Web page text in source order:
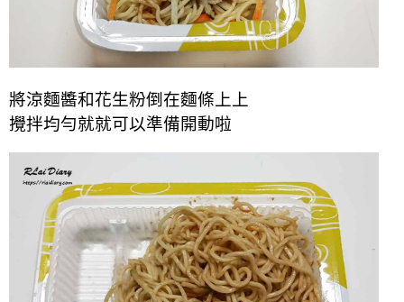
將涼麵醬和花生粉倒在麵條上上
攪拌均勻就就可以準備開動啦